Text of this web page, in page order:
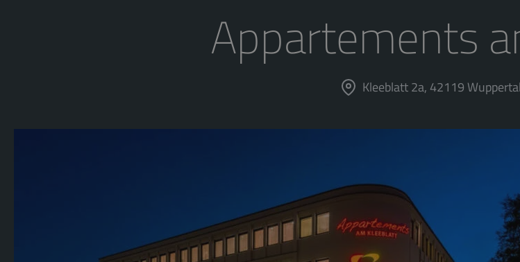
Appartements
Kleeblatt 2a, 42119